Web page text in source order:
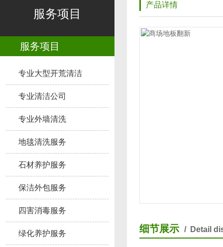
服务项目
服务项目
专业大型开荒清洁
专业清洁公司
专业外墙清洗
地毯清洗服务
石材养护服务
保洁外包服务
四害消毒服务
绿化养护服务
产品详情
细节展示 / Detail